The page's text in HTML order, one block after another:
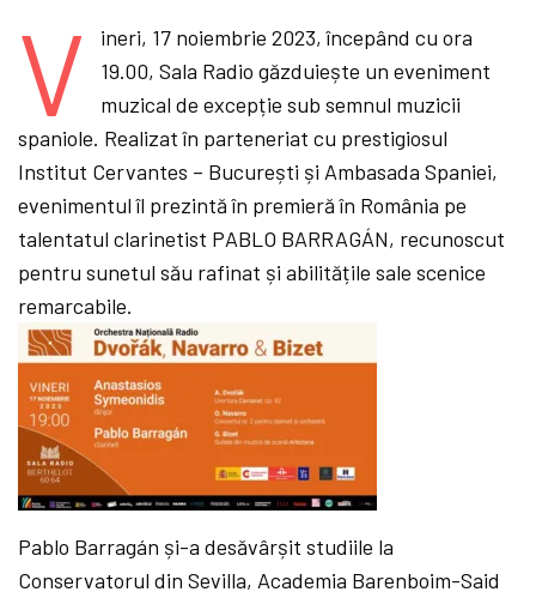
V
ineri, 17 noiembrie 2023, începând cu ora
19.00, Sala Radio găzduiește un eveniment
muzical de excepție sub semnul muzicii
spaniole. Realizat în parteneriat cu prestigiosul
Institut Cervantes – București și Ambasada Spaniei,
evenimentul îl prezintă în premieră în România pe
talentatul clarinetist PABLO BARRAGÁN, recunoscut
pentru sunetul său rafinat și abilitățile sale scenice
remarcabile.
Pablo Barragán și-a desăvârșit studiile la
Conservatorul din Sevilla, Academia Barenboim-Said